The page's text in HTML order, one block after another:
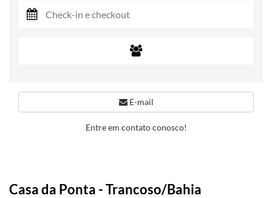
Casa da Ponta - Trancoso/Bahia
E-mail
Entre em contato conosco!